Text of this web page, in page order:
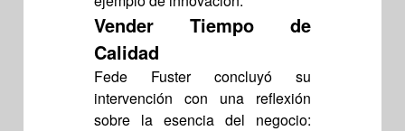
Vender Tiempo de
Calidad
Fede Fuster concluyó su
intervención con una reflexión
sobre la esencia del negocio: